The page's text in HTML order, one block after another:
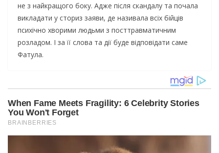
не з найкращого боку. Адже після скандалу та почала
викладати у сториз заяви, де називала всіх бійців
психічно хворими людьми з посттравматичним
розладом. І за її слова та дії буде відповідати саме
Фатула.